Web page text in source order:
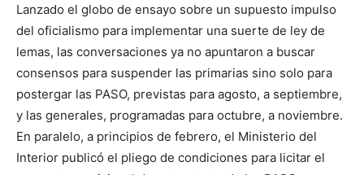
Lanzado el globo de ensayo sobre un supuesto impulso
del oficialismo para implementar una suerte de ley de
lemas, las conversaciones ya no apuntaron a buscar
consensos para suspender las primarias sino solo para
postergar las PASO, previstas para agosto, a septiembre,
y las generales, programadas para octubre, a noviembre.
En paralelo, a principios de febrero, el Ministerio del
Interior publicó el pliego de condiciones para licitar el